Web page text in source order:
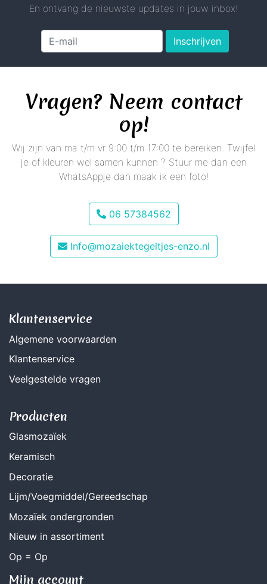
En ontvang de nieuwste updates in jouw inbox!
Inschrijven
Vragen? Neem contact
op!
Wij zijn van ma t/m vr 9:00 t/m 17:00 te bereiken. Twijfel
je of kleuren wel samen kunnen ? Stuur me dan een
WhatsAppje dan maak ik een foto!
06 57384562
Info@mozaiektegeltjes-enzo.nl
Klantenservice
Algemene voorwaarden
Klantenservice
Veelgestelde vragen
Producten
Glasmozaïek
Keramisch
Decoratie
Lijm/Voegmiddel/Gereedschap
Mozaïek ondergronden
Nieuw in assortiment
Op = Op
Mijn account